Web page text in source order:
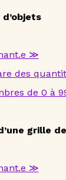
≫
des
de 0 à
grille
≫